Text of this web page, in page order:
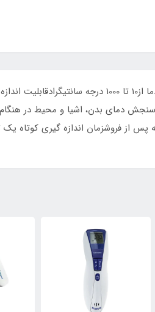
دارای نشان دهنده محل صحیح اندازه گیری دمای بدنمناسب برای مصارف خانگی و همچنین کلینیکیگستره اندازه گیری دما
دمای بدن، اشیا و محیط در هنگام
سازگار با بدن انسانحافظه دستگاه امکان ذخیره 10 نتیجه قبلی اندازه گیری شدهگارانتی 5 ساله و خدمات 10 ساله پس از